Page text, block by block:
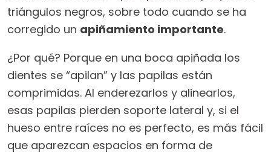
triángulos negros, sobre todo cuando se ha
corregido un apiñamiento importante.
¿Por qué? Porque en una boca apiñada los
dientes se “apilan” y las papilas están
comprimidas. Al enderezarlos y alinearlos,
esas papilas pierden soporte lateral y, si el
hueso entre raíces no es perfecto, es más fácil
que aparezcan espacios en forma de